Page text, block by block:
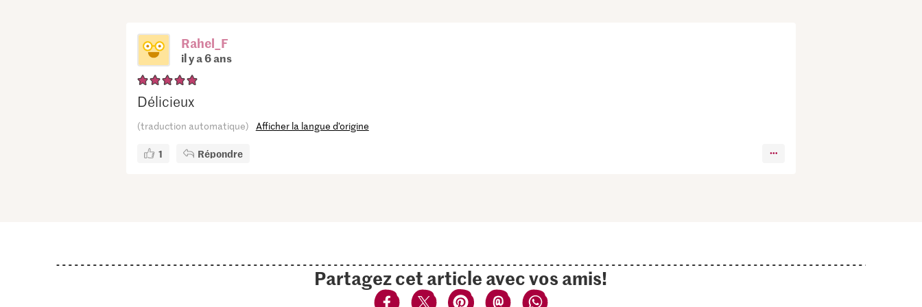
Rahel_F
il y a 6 ans
Délicieux
(traduction automatique) Afficher la langue d’origine
1 Répondre
Partagez cet article avec vos amis!